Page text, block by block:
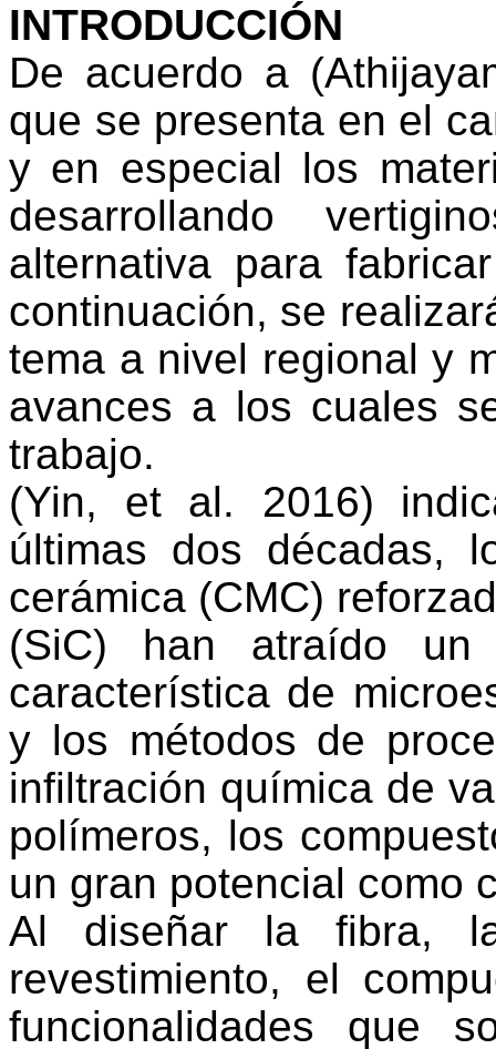
INTRODUCCIÓN
De acuerdo a
que se presenta en el
y en especial los
desarrollando
alternativa para
continuación, se
tema a nivel regional y
avances a los cuales
trabajo.
(Yin, et al. 2016)
últimas dos décadas,
cerámica (CMC)
(SiC) han atraído
característica de
y los métodos de
infiltración química de
polímeros, los
un gran potencial como
Al diseñar la fibra,
revestimiento, el
funcionalidades que